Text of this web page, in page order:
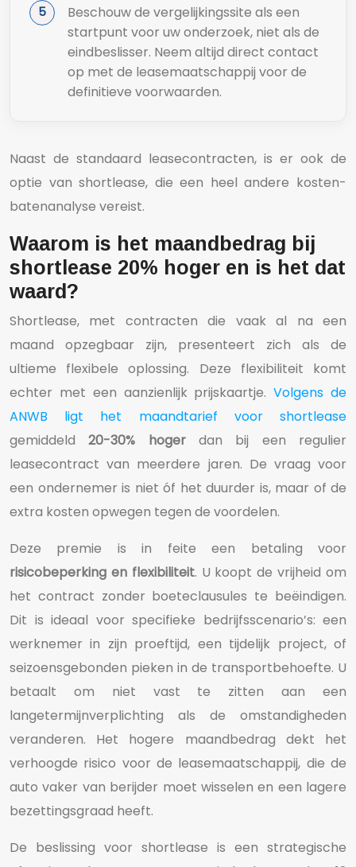
Beschouw de vergelijkingssite als een
startpunt voor uw onderzoek, niet als de
eindbeslisser. Neem altijd direct contact
op met de leasemaatschappij voor de
definitieve voorwaarden.
Naast de standaard leasecontracten, is er ook de
optie van shortlease, die een heel andere kosten-
batenanalyse vereist.
Waarom is het maandbedrag bij
shortlease 20% hoger en is het dat
waard?
Shortlease, met contracten die vaak al na een
maand opzegbaar zijn, presenteert zich als de
ultieme flexibele oplossing. Deze flexibiliteit komt
echter met een aanzienlijk prijskaartje.Volgens de
ANWB ligt het maandtarief voor shortlease
gemiddeld20-30% hogerdan bij een regulier
leasecontract van meerdere jaren. De vraag voor
een ondernemer is niet óf het duurder is, maar of de
extra kosten opwegen tegen de voordelen.
Deze premie is in feite een betaling voor
risicobeperking en flexibiliteit. U koopt de vrijheid om
het contract zonder boeteclausules te beëindigen.
Dit is ideaal voor specifieke bedrijfsscenario’s: een
werknemer in zijn proeftijd, een tijdelijk project, of
seizoensgebonden pieken in de transportbehoefte. U
betaalt om niet vast te zitten aan een
langetermijnverplichting als de omstandigheden
veranderen. Het hogere maandbedrag dekt het
verhoogde risico voor de leasemaatschappij, die de
auto vaker van berijder moet wisselen en een lagere
bezettingsgraad heeft.
De beslissing voor shortlease is een strategische